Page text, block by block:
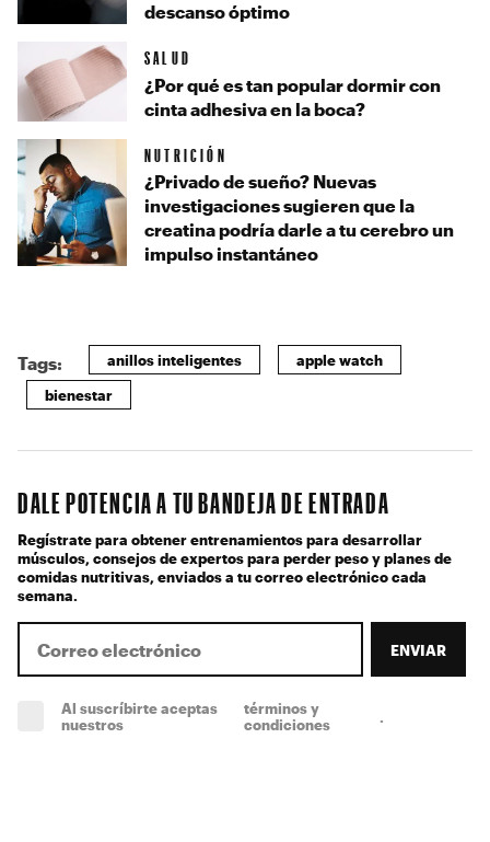
descanso óptimo
SALUD
¿Por qué es tan popular dormir con
cinta adhesiva en la boca?
NUTRICIÓN
¿Privado de sueño? Nuevas
investigaciones sugieren que la
creatina podría darle a tu cerebro un
impulso instantáneo
Tags: anillos inteligentes apple watch
bienestar
DALE POTENCIA A TU BANDEJA DE ENTRADA
Regístrate para obtener entrenamientos para desarrollar
músculos, consejos de expertos para perder peso y planes de
comidas nutritivas, enviados a tu correo electrónico cada
semana.
ENVIAR
Al suscríbirte aceptas
nuestros
términos y
condiciones